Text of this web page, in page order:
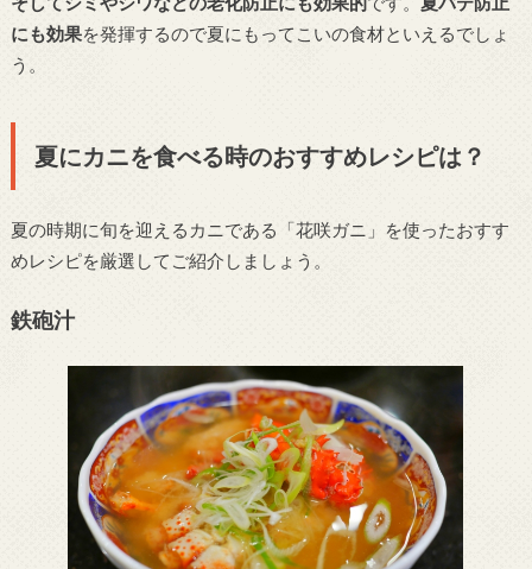
にも効果を発揮するので夏にもってこいの食材といえるでしょ
う。
夏にカニを食べる時のおすすめレシピは？
夏の時期に旬を迎えるカニである「花咲ガニ」を使ったおすす
めレシピを厳選してご紹介しましょう。
鉄砲汁